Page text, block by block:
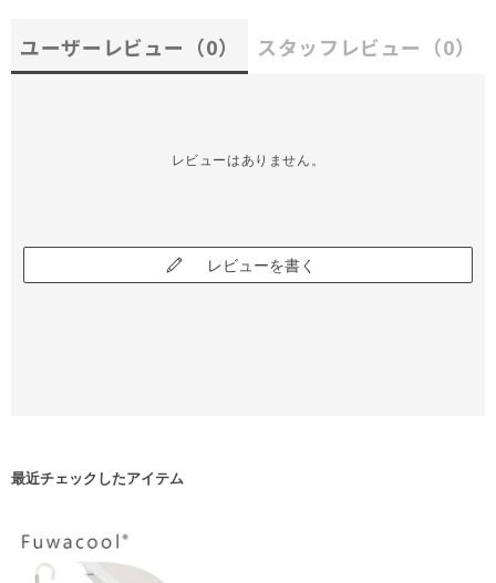
ユーザーレビュー （0） スタッフレビュー （0）
レビューはありません。
レビューを書く
最近チェックしたアイテム